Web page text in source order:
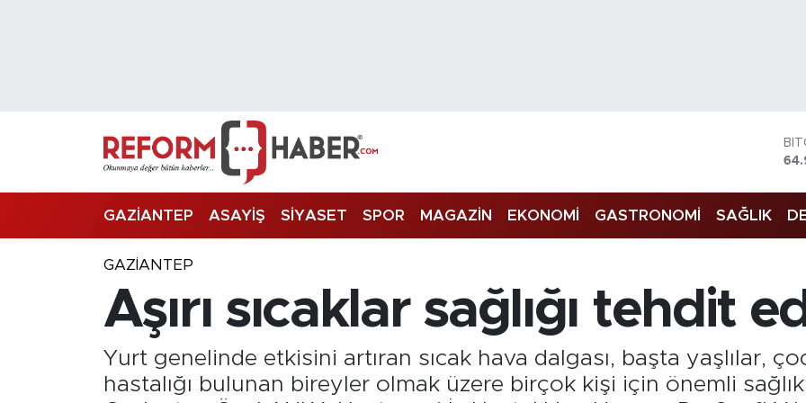
GAZİANTEP ASAYİŞ SİYASET SPOR MAGAZİN EKONOMİ GASTRONOMİ SAĞLIK
GAZIANTEP
Aşırı sıcaklar sağlığı tehdit
Yurt genelinde etkisini artıran sıcak hava dalgası, başta yaşlılar,
hastalığı bulunan bireyler olmak üzere birçok kişi için önemli
Trafik Durumu
Süper Lig Puan Durumu ve Fikstür
Son Dakika Haberleri